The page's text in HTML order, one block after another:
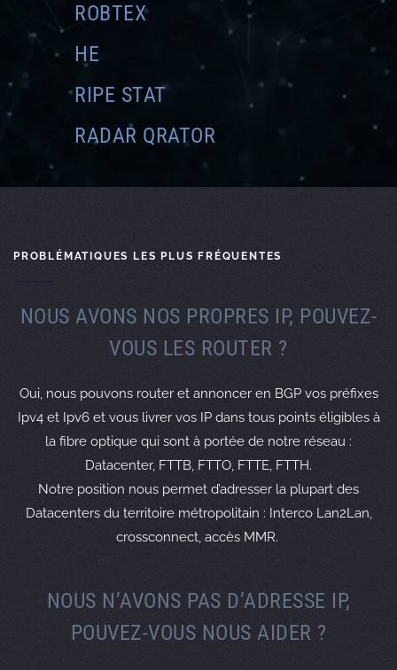
import: from AS43100 accept AS43100:AS-MEMBERS
export: to AS43100 announce AS-ARTEWAN
remarks: #
remarks: # Blackhole RFC1918
export: to AS112 announce AS-ARTEWAN
remarks: #
export: to AS2484 announce AS-ARTEWAN
remarks: # Peering AFNIC NIC France
export: to AS2486 announce AS-ARTEWAN
remarks: #
remarks: # Peering AT&T EMEA
import: from AS2686 accept AS2686
export: to AS2686 announce AS-ARTEWAN
remarks: #
remarks: # Peering NETFLIX
remarks: #
remarks: # Peering PACKET CLEARING HOUSE
import: from AS3856 accept AS-PCH
ROBTEX
HE
RIPE STAT
RADAR QRATOR
PROBLÉMATIQUES LES PLUS FRÉQUENTES
NOUS AVONS NOS PROPRES IP, POUVEZ-
VOUS LES ROUTER ?
Oui, nous pouvons router et annoncer en BGP vos préfixes
Ipv4 et Ipv6 et vous livrer vos IP dans tous points éligibles à
la fibre optique qui sont à portée de notre réseau :
Datacenter, FTTB, FTTO, FTTE, FTTH.
Notre position nous permet d’adresser la plupart des
Datacenters du territoire métropolitain : Interco Lan2Lan,
crossconnect, accès MMR.
NOUS N’AVONS PAS D’ADRESSE IP,
POUVEZ-VOUS NOUS AIDER ?